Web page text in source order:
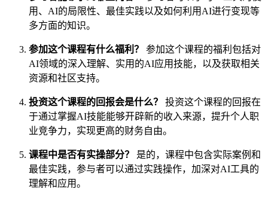
用、AI的局限性、最佳实践以及如何利用AI进行变现等
多方面的知识。
参加这个课程有什么福利？
参加这个课程的福利包括对
AI领域的深入理解、实用的AI应用技能，以及获取相关
资源和社区支持。
投资这个课程的回报会是什么？
投资这个课程的回报在
于通过掌握AI技能能够开辟新的收入来源，提升个人职
业竞争力，实现更高的财务自由。
课程中是否有实操部分？
是的，课程中包含实际案例和
最佳实践，参与者可以通过实践操作，加深对AI工具的
理解和应用。